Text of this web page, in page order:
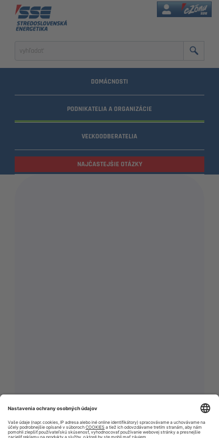
eZóna
Zadajte
výraz
DOMÁCNOSTI
PODNIKATELIA A ORGANIZÁCIE
VEĽKOODBERATELIA
NAJČASTEJŠIE OTÁZKY